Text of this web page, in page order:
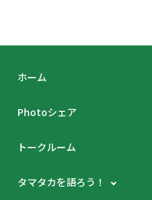
ホーム
Photoシェア
トークルーム
タマタカを語ろう！